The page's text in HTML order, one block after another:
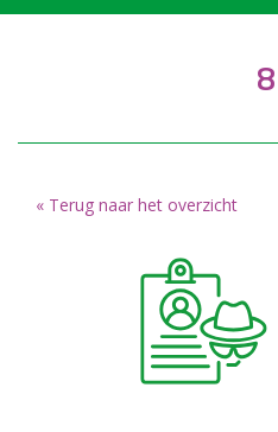
8
« Terug naar het overzicht